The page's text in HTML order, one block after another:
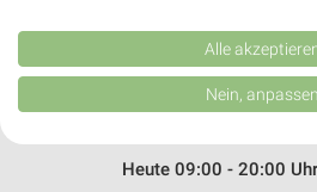
Fressnapf Östringen
Thomas Howie Straße 2-
Heute 09:00 - 20:00
Kombinationen von Daten aus
Verbesserung der Angebote. Verwendung
von Inhalten.
Daten können außerhalb der Europäischen
Website/App.
Partnerliste anzeigen (1 IAB-Anbieter)
Alle
Nein, anpassen